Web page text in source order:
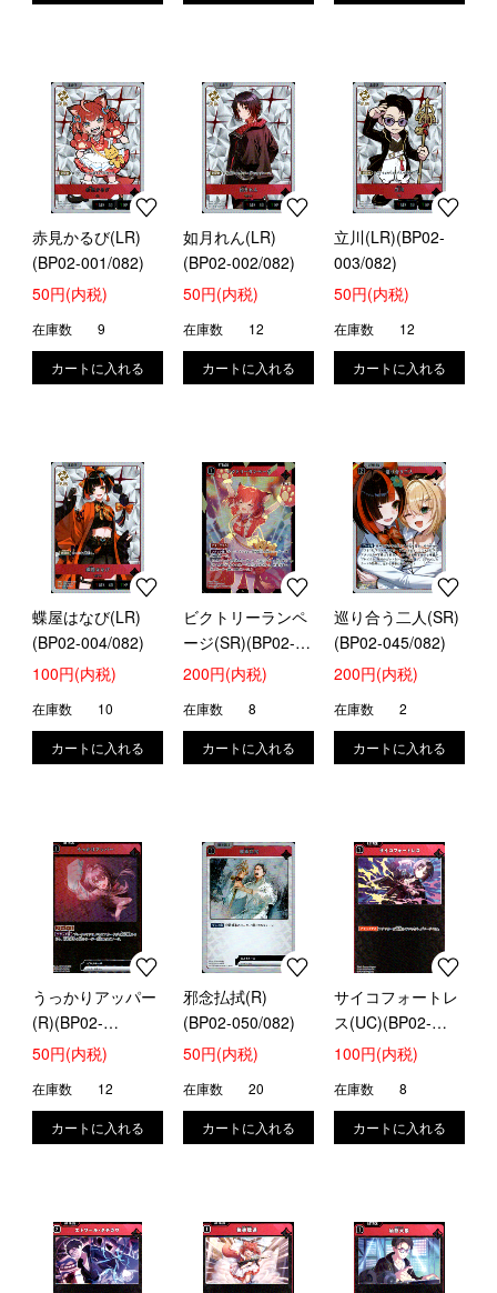
赤見かるび(LR)
(BP02-001/082)
50円(内税)
在庫数 9
如月れん(LR)
(BP02-002/082)
50円(内税)
在庫数 12
立川(LR)(BP02-
003/082)
50円(内税)
在庫数 12
蝶屋はなび(LR)
(BP02-004/082)
100円(内税)
在庫数 10
ビクトリーランペ
ージ(SR)(BP02-
017/082)
200円(内税)
在庫数 8
巡り合う二人(SR)
(BP02-045/082)
200円(内税)
在庫数 2
うっかりアッパー
(R)(BP02-
021/082)
50円(内税)
在庫数 12
邪念払拭(R)
(BP02-050/082)
50円(内税)
在庫数 20
サイコフォートレ
ス(UC)(BP02-
018/082)
100円(内税)
在庫数 8